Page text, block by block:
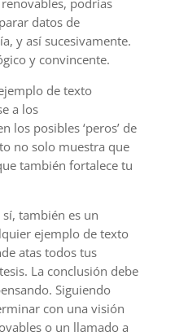
datos de
y así sucesivamente.
y convincente.
de texto
a los
los posibles ‘peros’ de
no solo muestra que
también fortalece tu
también es un
ejemplo de texto
atas todos tus
La conclusión debe
Siguiendo
con una visión
o un llamado a